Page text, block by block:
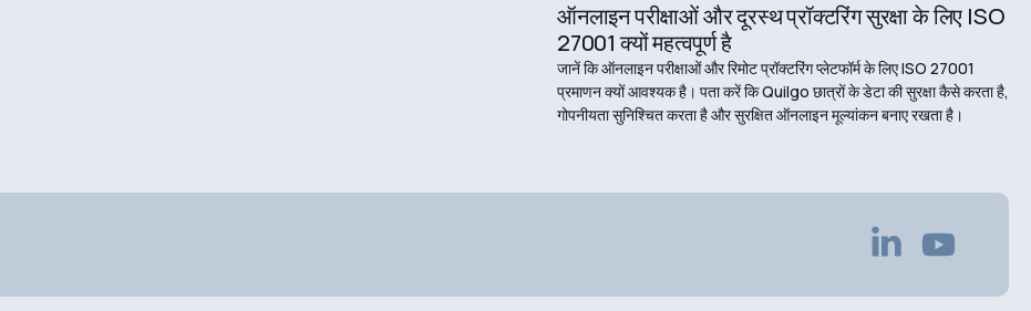
ऑनलाइन परीक्षाओं और दूरस्थ प्रॉक्टरिंग सुरक्षा के लिए ISO
27001 क्यों महत्वपूर्ण है
जानें कि ऑनलाइन परीक्षाओं और रिमोट प्रॉक्टरिंग प्लेटफॉर्म के लिए ISO 27001
प्रमाणन क्यों आवश्यक है। पता करें कि Quilgo छात्रों के डेटा की सुरक्षा कैसे करता है,
गोपनीयता सुनिश्चित करता है और सुरक्षित ऑनलाइन मूल्यांकन बनाए रखता है।